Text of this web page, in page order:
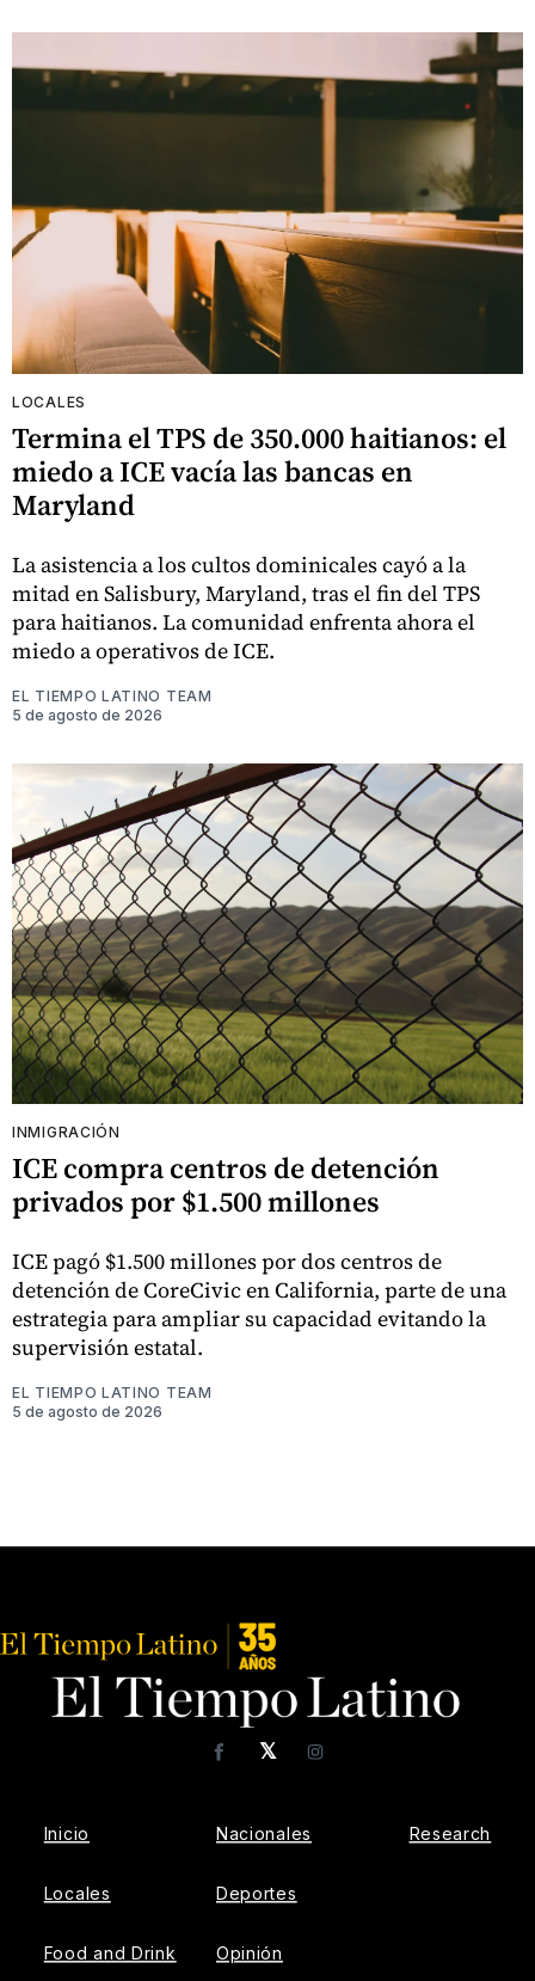
LOCALES
Termina el TPS de 350.000 haitianos: el
miedo a ICE vacía las bancas en
Maryland
La asistencia a los cultos dominicales cayó a la
mitad en Salisbury, Maryland, tras el fin del TPS
para haitianos. La comunidad enfrenta ahora el
miedo a operativos de ICE.
EL TIEMPO LATINO TEAM
5 de agosto de 2026
INMIGRACIÓN
ICE compra centros de detención
privados por $1.500 millones
ICE pagó $1.500 millones por dos centros de
detención de CoreCivic en California, parte de una
estrategia para ampliar su capacidad evitando la
supervisión estatal.
EL TIEMPO LATINO TEAM
5 de agosto de 2026
𝕏
FacebookInstagram
Inicio
Locales
Food and Drink
Nacionales
Deportes
Opinión
Research